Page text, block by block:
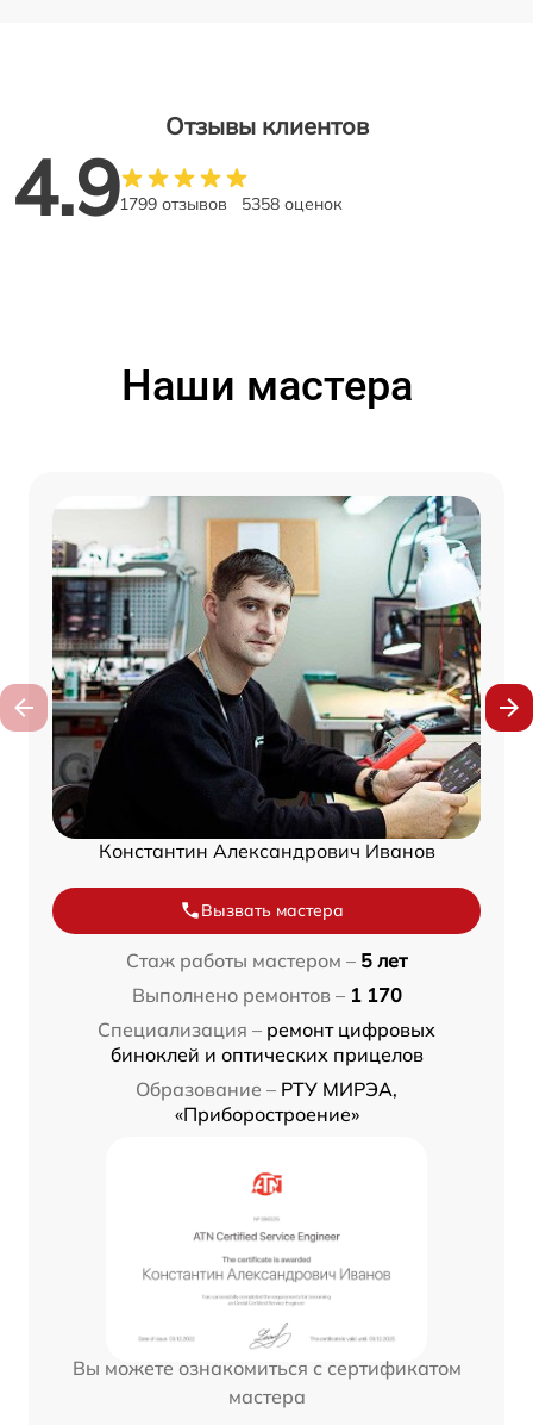
Отзывы клиентов
4.91799 отзывов 5358 оценок
Наши мастера
Константин Александрович Иванов
Вызвать мастера
Стаж работы мастером – 5 лет
Выполнено ремонтов – 1 170
Специализация – ремонт цифровых
биноклей и оптических прицелов
Образование – РТУ МИРЭА,
«Приборостроение»
Вы можете ознакомиться с сертификатом
мастера